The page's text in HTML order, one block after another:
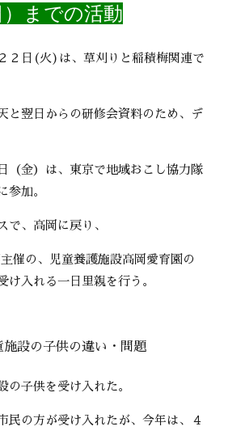
）までの活動
２日(火)は、草刈りと稲積梅関連で
と翌日からの研修会資料のため、デ
（金）は、東京で地域おこし協力隊
参加。
で、高岡に戻り、
催の、児童養護施設高岡愛育園の
け入れる一日里親を行う。
設の子供の違い・問題
の子供を受け入れた。
民の方が受け入れたが、今年は、４